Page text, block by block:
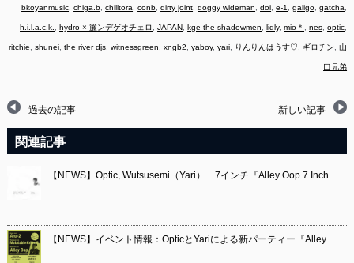
bkoyanmusic ,chiga.b ,chilltora ,conb ,dirty joint ,doggy wideman ,doi ,e-1 ,galigo ,gatcha
h.i.l.a.c.k. ,hydro × 簾ンデゲオチェロ ,JAPAN ,kge the shadowmen ,lidly,mio＊ ,nes ,optic
ritchie ,shunei ,the river djs ,witnessgreen ,xngb2 ,yaboy,yari りんりんはうす♡ ギロチン ,山
口兄弟
過去の記事 新しい記事
関連記事
【NEWS】Optic, Wutsusemi（Yari） 7インチ『Alley Oop 7 Inch…
【NEWS】イベント情報：OpticとYariによる新パーティー『Alley…